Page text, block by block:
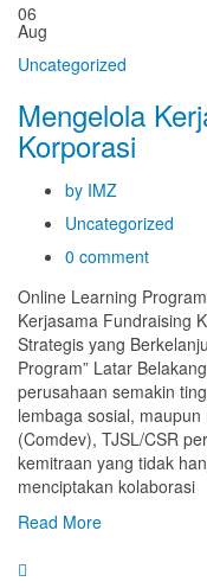
06
Aug
Uncategorized
Mengelola
Korporasi
by IMZ
Uncategorized
0 comment
Online Learning
Kerjasama Fundraising
Strategis yang
Program” Latar
perusahaan semakin
lembaga sosial,
(Comdev), TJSL/CSR
kemitraan yang tidak
menciptakan kolaborasi
Read More